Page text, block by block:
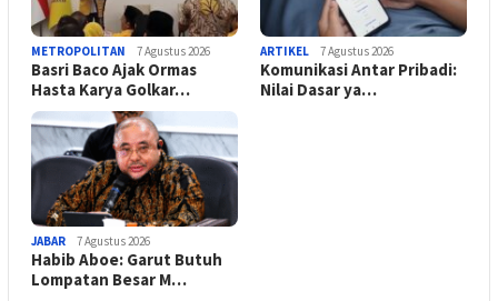
METROPOLITAN 7 Agustus 2026
Basri Baco Ajak Ormas
Hasta Karya Golkar…
ARTIKEL 7 Agustus 2026
Komunikasi Antar Pribadi:
Nilai Dasar ya…
JABAR 7 Agustus 2026
Habib Aboe: Garut Butuh
Lompatan Besar M…